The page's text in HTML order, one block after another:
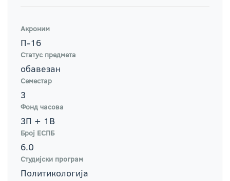
Акроним
П-16
Статус предмета
обавезан
Семестар
3
Фонд часова
3П + 1В
Број ЕСПБ
6.0
Студијски програм
Политикологија